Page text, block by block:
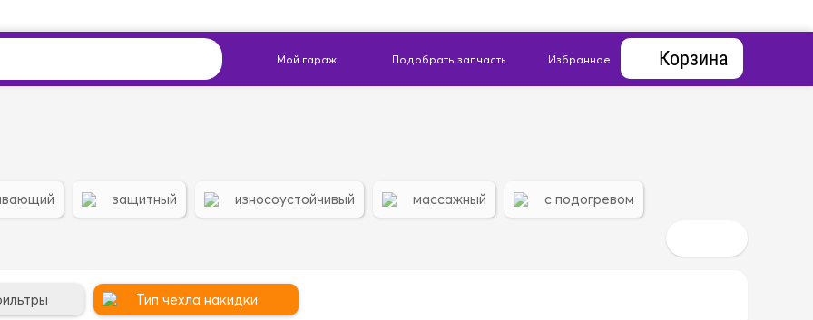
Корзина
защитный износоустойчивый массажный с подогревом
Тип чехла накидки